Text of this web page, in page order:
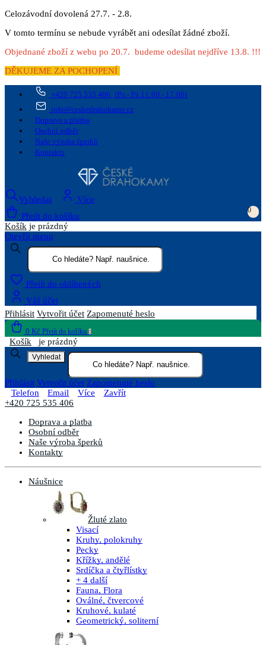
Celozávodní dovolená 27.7. - 2.8.
V tomto termínu se nebude vyrábět ani odesílat žádné zboží.
Objednané zboží z webu po 20.7. budeme odesílat nejdříve 13.8. !!!
DĚKUJEME ZA POCHOPENÍ
+420 725 535 406 (Po - Pá 11:00 - 17:00)
info@ceskedrahokamy.cz
Doprava a platba
Osobní odběr
Naše výroba šperků
Kontakty
Vyhledat
Více
Přejít do košíku
0
Košík je prázdný
Otevřít menu
Přejít do oblíbených
Váš účet
Přihlásit Vytvořit účet Zapomenuté heslo
0 Kč Přejít do košíku 0
Košík je prázdný
Vyhledat
Přihlásit Vytvořit účet Zapomenuté heslo
Telefon
Email Více
Zavřít
+420 725 535 406
Doprava a platba
Osobní odběr
Naše výroba šperků
Kontakty
Náušnice
Žluté zlato
Visací
Kruhy, polokruhy
Pecky
Křížky, andělé
Srdíčka a čtyřlístky
+ 4 další
Fauna, Flora
Oválné, čtvercové
Kruhové, kulaté
Geometrický, soliterní